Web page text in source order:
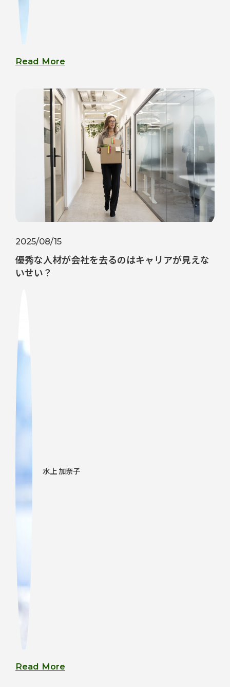
Read More
2025/08/15
優秀な人材が会社を去るのはキャリアが見えな
いせい？
水上 加奈子
Read More